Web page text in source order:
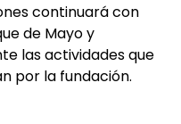
continuará con
de Mayo y
las actividades que
por la fundación.